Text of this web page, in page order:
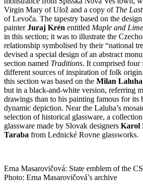
Virgin Mary of Ulož and a copy of The
of Levoča. The tapestry based on the
painterJuraj Krén entitled Maple and
in this section; it was to illustrate the
relationship symbolised by their “national
devised a special design of an abstract
section named Traditions. It comprised four
different sources of inspiration of folk
this section was based on the Milan Laluha
but in a black-and-white version, referring
drawings than to his painting famous for its
dynamic depiction. Near the Laluha’s
selection of historical glassware, a
glassware made by Slovak designers Karol
Taraba from Lednické Rovne glassworks.
Erna Masarovičová: State emblem of the
Photo: Erna Masarovičová’s archive